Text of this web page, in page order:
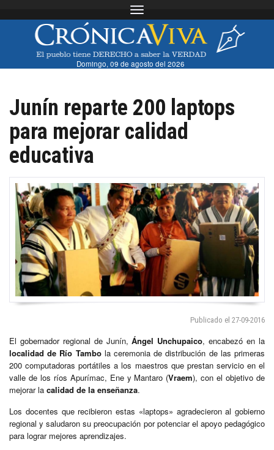
Toggle navigation
Domingo, 09 de agosto del 2026
Junín reparte 200 laptops
para mejorar calidad
educativa
Publicado el 27-09-2016
El gobernador regional de Junín, Ángel Unchupaico, encabezó en la
localidad de Río Tambola ceremonia de distribución de las primeras
200 computadoras portátiles a los maestros que prestan servicio en el
valle de los ríos Apurímac, Ene y Mantaro (Vraem), con el objetivo de
mejorar la calidad de la enseñanza.
Los docentes que recibieron estas «laptops» agradecieron al gobierno
regional y saludaron su preocupación por potenciar el apoyo pedagógico
para lograr mejores aprendizajes.